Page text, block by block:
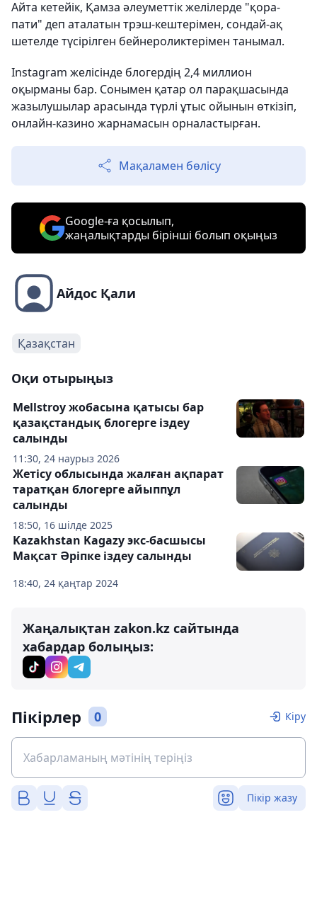
Айта кетейік, Қамза әлеуметтік желілерде "қора-
пати" деп аталатын трэш-кештерімен, сондай-ақ
шетелде түсірілген бейнероликтерімен танымал.
Instagram желісінде блогердің 2,4 миллион
оқырманы бар. Сонымен қатар ол парақшасында
жазылушылар арасында түрлі ұтыс ойынын өткізіп,
онлайн-казино жарнамасын орналастырған.
Мақаламен бөлісу
Google-ға қосылып,
жаңалықтарды бірінші болып оқыңыз
Айдос Қали
Қазақстан
Оқи отырыңыз
11:30, 24 наурыз 2026
Mellstroy жобасына қатысы бар
қазақстандық блогерге іздеу
салынды
18:50, 16 шілде 2025
Жетісу облысында жалған ақпарат
таратқан блогерге айыппұл
салынды
18:40, 24 қаңтар 2024
Kazakhstan Kagazy экс-басшысы
Мақсат Әріпке іздеу салынды
Жаңалықтан zakon.kz сайтында
хабардар болыңыз:
Пікірлер 0 Кіру
Пікір жазу